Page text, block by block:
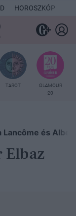
HOROSZKÓP
TAROT
GLAMOUR
20
Lancôme és
Elbaz